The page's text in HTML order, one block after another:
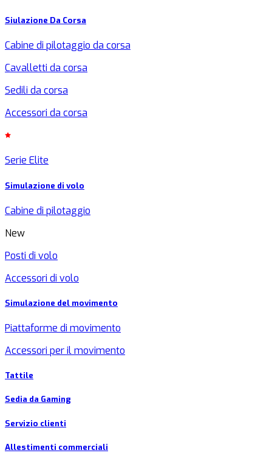
Siulazione Da Corsa
Cabine di pilotaggio da corsa
Cavalletti da corsa
Sedili da corsa
Accessori da corsa
Serie Elite
Simulazione di volo
Cabine di pilotaggio
New
Posti di volo
Accessori di volo
Simulazione del movimento
Piattaforme di movimento
Accessori per il movimento
Tattile
Sedia da Gaming
Servizio clienti
Allestimenti commerciali